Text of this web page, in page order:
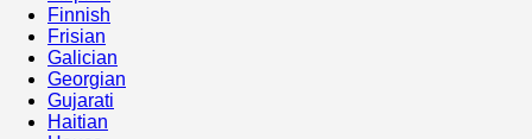
Finnish
Frisian
Galician
Georgian
Gujarati
Haitian